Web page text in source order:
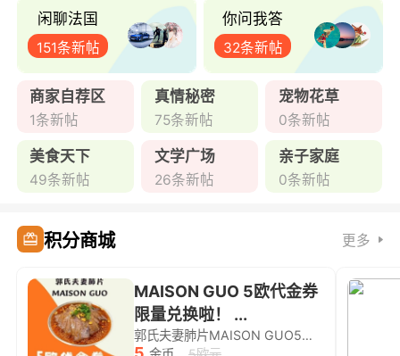
闲聊法国
151条新帖
你问我答
32条新帖
商家自荐区
1条新帖
真情秘密
75条新帖
宠物花草
0条新帖
美食天下
49条新帖
文学广场
26条新帖
亲子家庭
0条新帖
积分商城 更多
MAISON GUO 5欧代金券
限量兑换啦！ ...
郭氏夫妻肺片MAISON GUO5欧代金券限量兑换啦！